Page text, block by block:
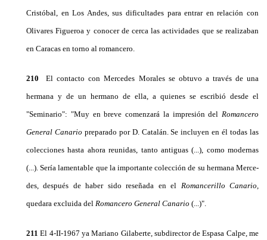
Cristóbal, en Los Andes, sus dificul­tades para entrar en relación con
Olivares Figueroa y conocer de cerca las actividades que se realizaban
en Caracas en torno al romancero.
210 El contacto con Mercedes Morales se obtuvo a través de una
hermana y de un hermano de ella, a quienes se escribió desde el
"Seminario": "Muy en breve comenzará la impresión del Romancero
General Canario preparado por D. Catalán. Se incluyen en él todas las
colecciones hasta ahora reunidas, tanto an­tiguas (...), como modernas
(...). Sería lamentable que la importante colección de su hermana Merce­
des, después de haber sido reseñada en el Romancerillo Canario,
quedara excluida del Romancero General Canario (...)".
211 El 4-II-1967 ya Mariano Gilaberte, subdirector de Espasa Calpe, me